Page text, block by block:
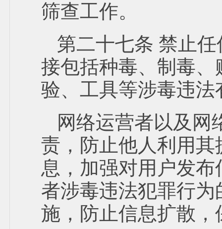
筛查工作。
第二十七条 禁止
接包括种毒、制毒
验、工具等涉毒违法
网络运营者以及网
责，防止他人利用
息，加强对用户发
者涉毒违法犯罪行
施，防止信息扩散